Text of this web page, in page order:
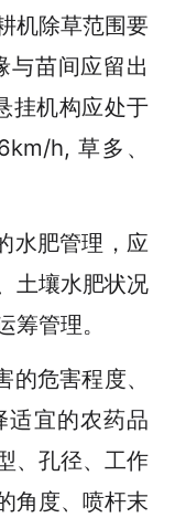
机除草范围要
苗间应留出
挂机构应处于
h, 草多、
水肥管理，应
土壤水肥状况
管理。
危害程度、
适宜的农药品
、孔径、工作
角度、喷杆末